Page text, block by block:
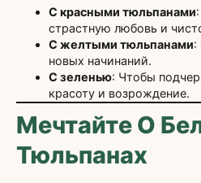
С красными тюльпанами
страстную любовь и
С желтыми тюльпанами:
новых начинаний.
С зеленью: Чтобы
красоту и возрождение.
Мечтайте О
Тюльпанах